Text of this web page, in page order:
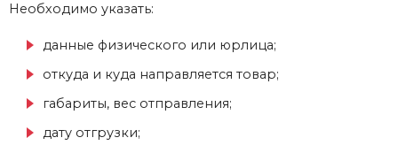
Необходимо указать:
данные физического или юрлица;
откуда и куда направляется товар;
габариты, вес отправления;
дату отгрузки;